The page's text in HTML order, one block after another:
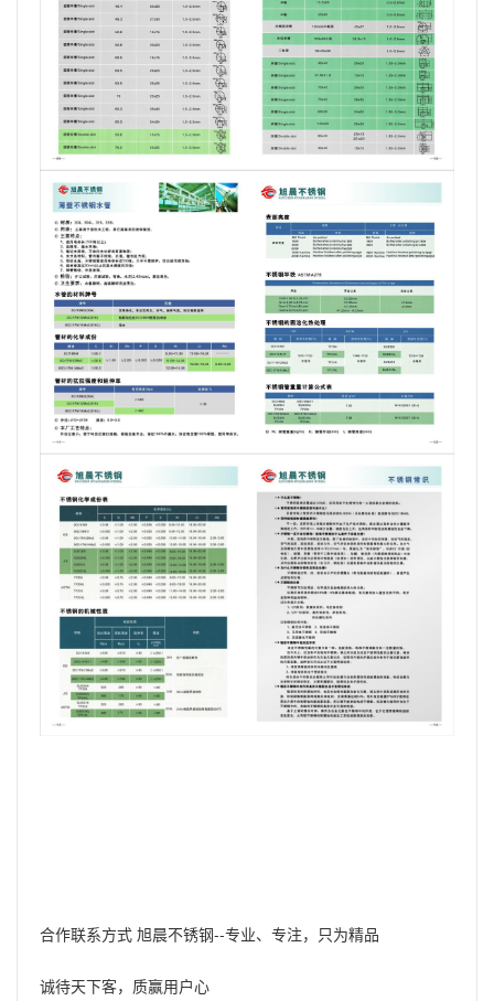
合作联系方式 旭晨不锈钢--专业、专注，只为精品
诚待天下客，质赢用户心